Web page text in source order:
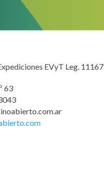
EVyT Leg. 11167
63